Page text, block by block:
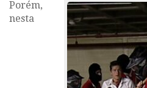
Porém,
nesta